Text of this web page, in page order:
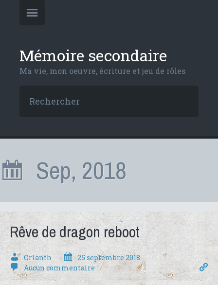
Mémoire secondaire
Ma vie, mon oeuvre, écriture et jeu de rôles
Sep, 2018
Rêve de dragon reboot
Orlanth
25 septembre 2018
Aucun commentaire